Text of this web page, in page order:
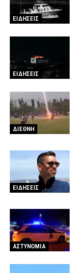
ΕΙΔΗΣΕΙΣ
ΕΙΔΗΣΕΙΣ
ΔΙΕΘΝΗ
ΕΙΔΗΣΕΙΣ
ΑΣΤΥΝΟΜΙΑ